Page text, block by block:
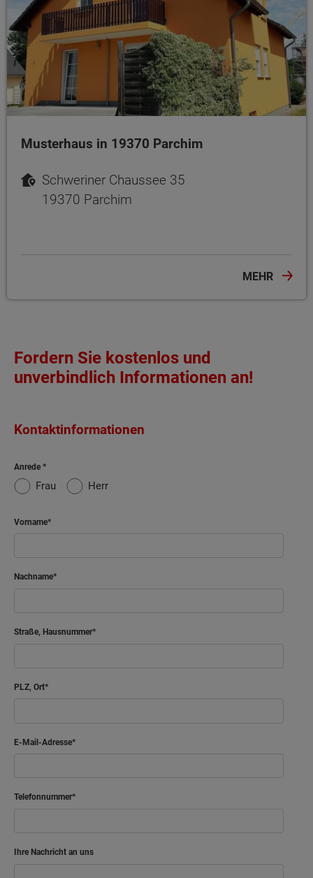
Musterhaus in 19370 Parchim
Schweriner Chaussee 35
19370 Parchim
MEHR
Fordern Sie kostenlos und
unverbindlich Informationen an!
Kontaktinformationen
Anrede
Frau Herr
Vorname
Nachname
Straße, Hausnummer
PLZ, Ort
E-Mail-Adresse
Telefonnummer
Ihre Nachricht an uns